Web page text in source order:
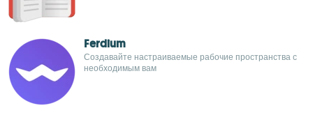
Ferdium
Создавайте настраиваемые рабочие пространства с
необходимым вам